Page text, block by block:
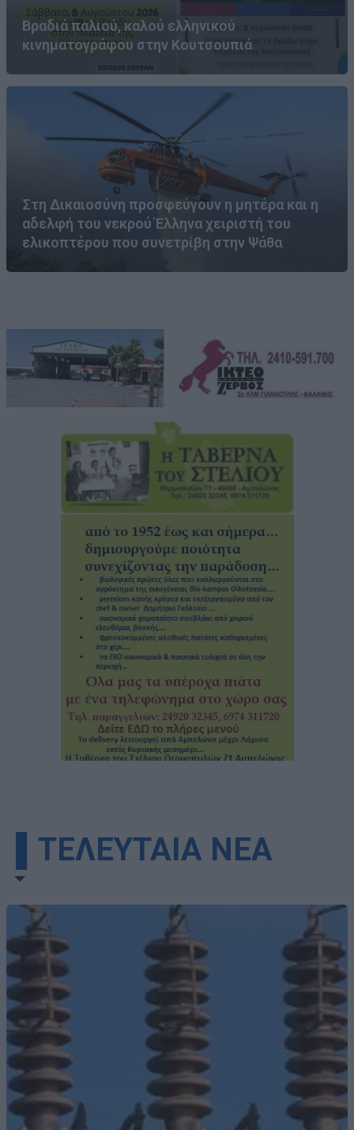
Βραδιά παλιού, καλού ελληνικού
κινηματογράφου στην Κουτσουπιά
Στη Δικαιοσύνη προσφεύγουν η μητέρα και η
αδελφή του νεκρού Έλληνα χειριστή του
ελικοπτέρου που συνετρίβη στην Ψάθα
▌ΤΕΛΕΥΤΑΙΑ ΝΕΑ